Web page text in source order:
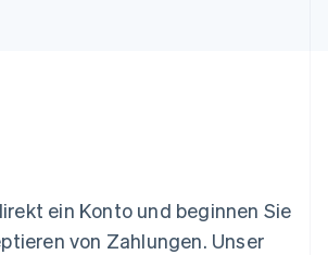
ein Konto und beginnen Sie
von Zahlungen. Unser